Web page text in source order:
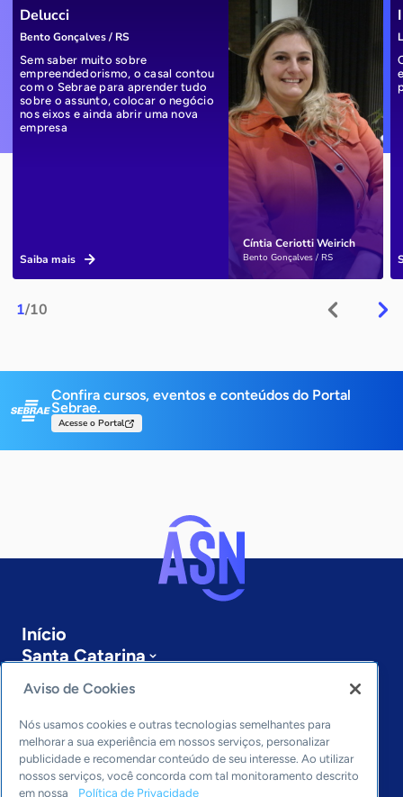
1/10
Cíntia Ceriotti Weirich
Bento Gonçalves / RS
Delucci
Bento Gonçalves / RS
Sem saber muito sobre
empreendedorismo, o casal contou
com o Sebrae para aprender tudo
sobre o assunto, colocar o negócio
nos eixos e ainda abrir uma nova
empresa
Saiba mais
Confira cursos, eventos e conteúdos do Portal
Sebrae.
Acesse o Portal
Início
Santa Catarina
Sobre a ASN
Últimas notícias
Entre em contato
Editorias
Economia & Política
Aviso de Cookies
Nós usamos cookies e outras tecnologias semelhantes para
melhorar a sua experiência em nossos serviços, personalizar
publicidade e recomendar conteúdo de seu interesse. Ao utilizar
nossos serviços, você concorda com tal monitoramento descrito
em nossa
Política de Privacidade